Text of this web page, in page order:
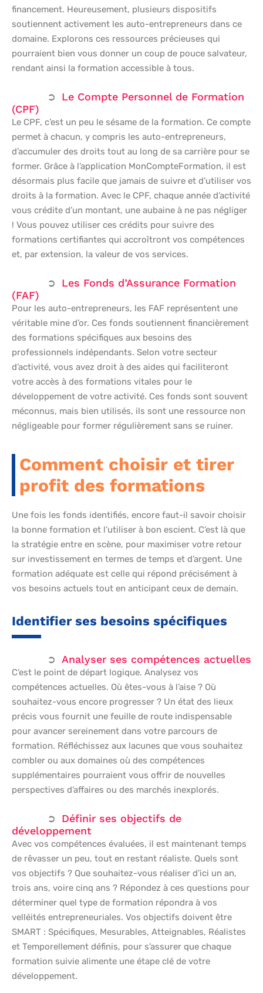
financement. Heureusement, plusieurs dispositifs
soutiennent activement les auto-entrepreneurs dans ce
domaine. Explorons ces ressources précieuses qui
pourraient bien vous donner un coup de pouce salvateur,
rendant ainsi la formation accessible à tous.
Le Compte Personnel de Formation
(CPF)
Le CPF, c’est un peu le sésame de la formation. Ce compte
permet à chacun, y compris les auto-entrepreneurs,
d’accumuler des droits tout au long de sa carrière pour se
former. Grâce à l’application MonCompteFormation, il est
désormais plus facile que jamais de suivre et d’utiliser vos
droits à la formation. Avec le CPF, chaque année d’activité
vous crédite d’un montant, une aubaine à ne pas négliger
! Vous pouvez utiliser ces crédits pour suivre des
formations certifiantes qui accroîtront vos compétences
et, par extension, la valeur de vos services.
Les Fonds d’Assurance Formation
(FAF)
Pour les auto-entrepreneurs, les FAF représentent une
véritable mine d’or. Ces fonds soutiennent financièrement
des formations spécifiques aux besoins des
professionnels indépendants. Selon votre secteur
d’activité, vous avez droit à des aides qui faciliteront
votre accès à des formations vitales pour le
développement de votre activité. Ces fonds sont souvent
méconnus, mais bien utilisés, ils sont une ressource non
négligeable pour former régulièrement sans se ruiner.
Comment choisir et tirer
profit des formations
Une fois les fonds identifiés, encore faut-il savoir choisir
la bonne formation et l’utiliser à bon escient. C’est là que
la stratégie entre en scène, pour maximiser votre retour
sur investissement en termes de temps et d’argent. Une
formation adéquate est celle qui répond précisément à
vos besoins actuels tout en anticipant ceux de demain.
Identifier ses besoins spécifiques
Analyser ses compétences actuelles
C’est le point de départ logique. Analysez vos
compétences actuelles. Où êtes-vous à l’aise ? Où
souhaitez-vous encore progresser ? Un état des lieux
précis vous fournit une feuille de route indispensable
pour avancer sereinement dans votre parcours de
formation. Réfléchissez aux lacunes que vous souhaitez
combler ou aux domaines où des compétences
supplémentaires pourraient vous offrir de nouvelles
perspectives d’affaires ou des marchés inexplorés.
Définir ses objectifs de
développement
Avec vos compétences évaluées, il est maintenant temps
de rêvasser un peu, tout en restant réaliste. Quels sont
vos objectifs ? Que souhaitez-vous réaliser d’ici un an,
trois ans, voire cinq ans ? Répondez à ces questions pour
déterminer quel type de formation répondra à vos
velléités entrepreneuriales. Vos objectifs doivent être
SMART : Spécifiques, Mesurables, Atteignables, Réalistes
et Temporellement définis, pour s’assurer que chaque
formation suivie alimente une étape clé de votre
développement.